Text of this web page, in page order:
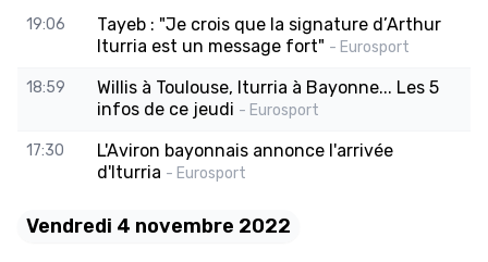
19:06
Tayeb : "Je crois que la signature d’Arthur
Iturria est un message fort" - Eurosport
18:59
Willis à Toulouse, Iturria à Bayonne... Les 5
infos de ce jeudi - Eurosport
17:30
L'Aviron bayonnais annonce l'arrivée
d'Iturria - Eurosport
Vendredi 4 novembre 2022